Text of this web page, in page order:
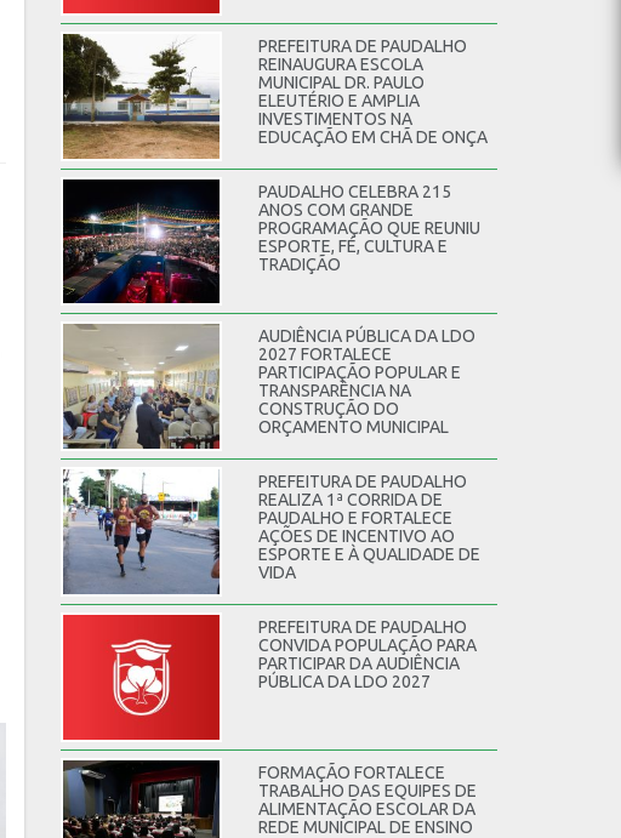
PREFEITURA DE PAUDALHO
REINAUGURA ESCOLA
MUNICIPAL DR. PAULO
ELEUTÉRIO E AMPLIA
INVESTIMENTOS NA
EDUCAÇÃO EM CHÃ DE ONÇA
PAUDALHO CELEBRA 215
ANOS COM GRANDE
PROGRAMAÇÃO QUE REUNIU
ESPORTE, FÉ, CULTURA E
TRADIÇÃO
AUDIÊNCIA PÚBLICA DA LDO
2027 FORTALECE
PARTICIPAÇÃO POPULAR E
TRANSPARÊNCIA NA
CONSTRUÇÃO DO
ORÇAMENTO MUNICIPAL
PREFEITURA DE PAUDALHO
REALIZA 1ª CORRIDA DE
PAUDALHO E FORTALECE
AÇÕES DE INCENTIVO AO
ESPORTE E À QUALIDADE DE
VIDA
PREFEITURA DE PAUDALHO
CONVIDA POPULAÇÃO PARA
PARTICIPAR DA AUDIÊNCIA
PÚBLICA DA LDO 2027
FORMAÇÃO FORTALECE
TRABALHO DAS EQUIPES DE
ALIMENTAÇÃO ESCOLAR DA
REDE MUNICIPAL DE ENSINO